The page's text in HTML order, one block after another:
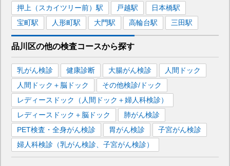
押上（スカイツリー前）駅 戸越駅 日本橋駅
宝町駅 人形町駅 大門駅 高輪台駅 三田駅
品川区の他の検査コースから探す
乳がん検診 健康診断 大腸がん検診
人間ドック
人間ドック＋脳ドック
その他検診/ドック
レディースドック（人間ドック＋婦人科検診）
レディースドック＋脳ドック
肺がん検診
PET検査・全身がん検診
胃がん検診
子宮がん検診
婦人科検診（乳がん検診、子宮がん検診）